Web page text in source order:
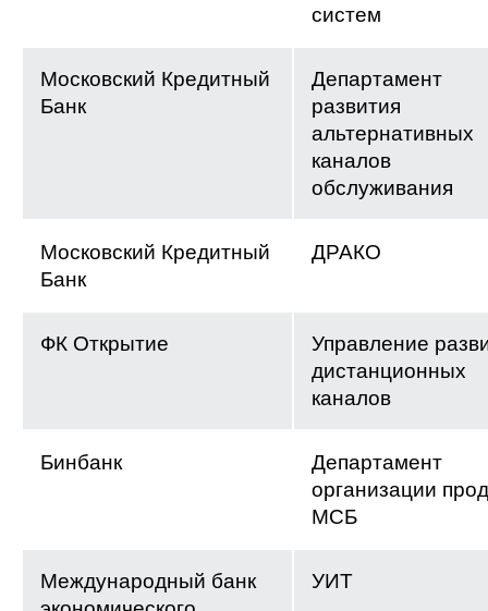
систем
Московский Кредитный
Банк
Департамент
развития
альтернативных
каналов
обслуживания
Московский Кредитный
Банк
ДРАКО
ФК Открытие
Управление
дистанционных
каналов
Бинбанк
Департамент
организации
МСБ
Международный банк
УИТ